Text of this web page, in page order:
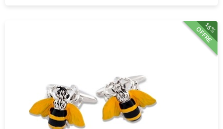
15%
OFFRE